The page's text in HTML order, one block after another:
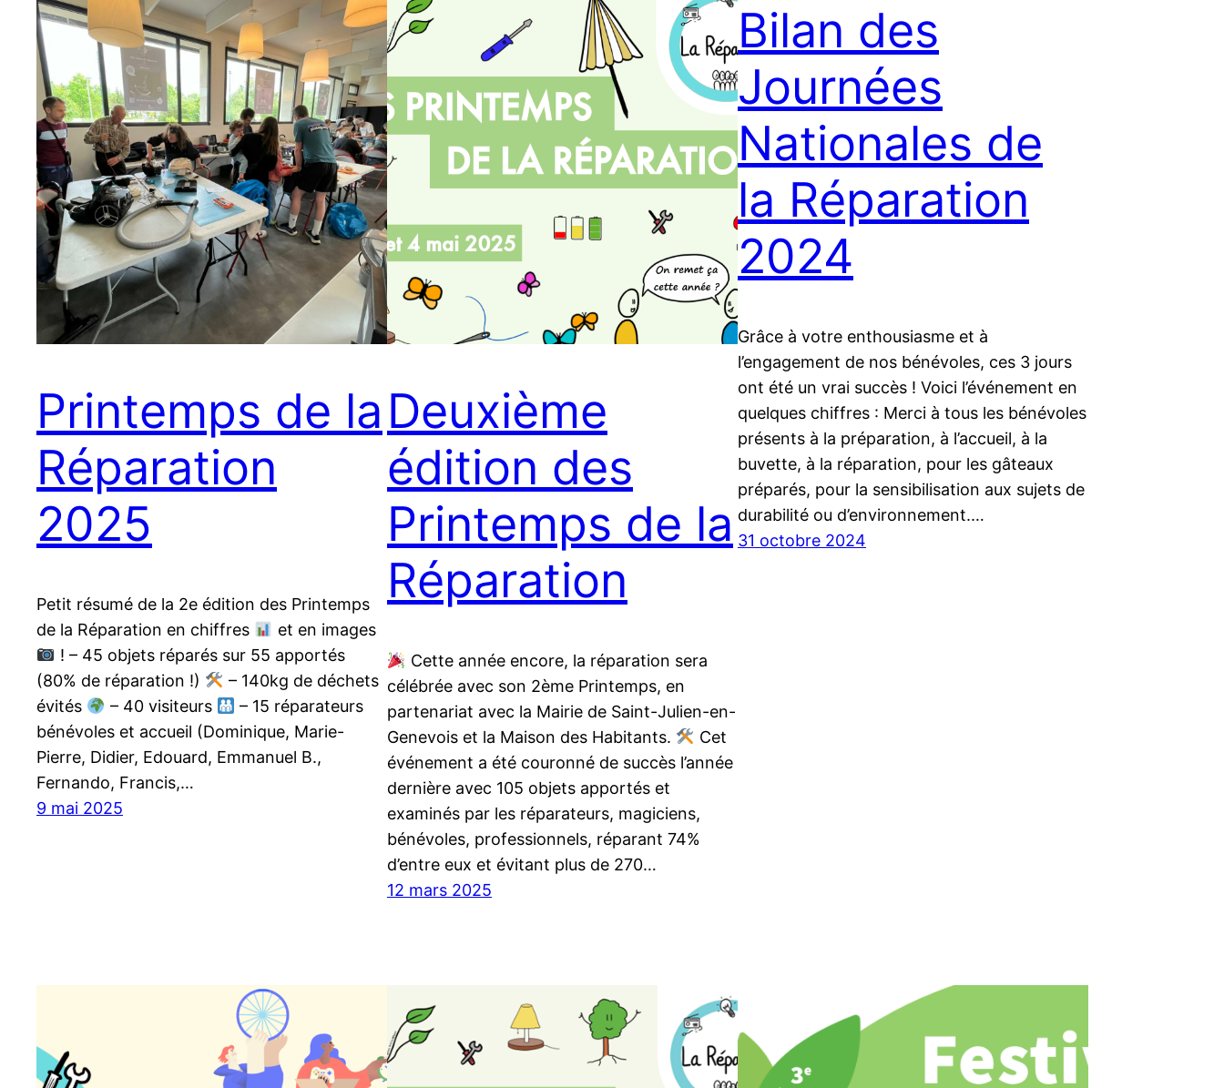
Printemps de la
Réparation
2025
Petit résumé de la 2e édition des Printemps
de la Réparation en chiffres
et en images
! – 45 objets réparés sur 55 apportés
(80% de réparation !)
– 140kg de déchets
évités
– 40 visiteurs
– 15 réparateurs
bénévoles et accueil (Dominique, Marie-
Pierre, Didier, Edouard, Emmanuel B.,
Fernando, Francis,…
9 mai 2025
Deuxième
édition des
Printemps de la
Réparation
Cette année encore, la réparation sera
célébrée avec son 2ème Printemps, en
partenariat avec la Mairie de Saint-Julien-en-
Genevois et la Maison des Habitants.
Cet
événement a été couronné de succès l’année
dernière avec 105 objets apportés et
examinés par les réparateurs, magiciens,
bénévoles, professionnels, réparant 74%
d’entre eux et évitant plus de 270…
12 mars 2025
Bilan des
Journées
Nationales de
la Réparation
2024
Grâce à votre enthousiasme et à
l’engagement de nos bénévoles, ces 3 jours
ont été un vrai succès ! Voici l’événement en
quelques chiffres : Merci à tous les bénévoles
présents à la préparation, à l’accueil, à la
buvette, à la réparation, pour les gâteaux
préparés, pour la sensibilisation aux sujets de
durabilité ou d’environnement.…
31 octobre 2024